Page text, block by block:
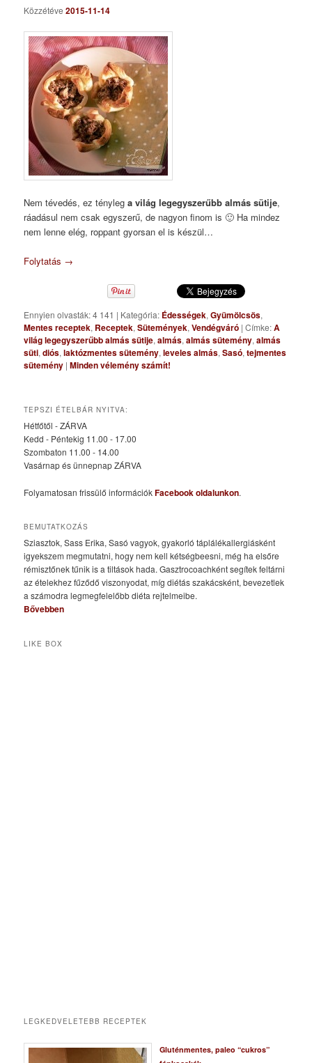
Közzétéve2015-11-14
Nem tévedés, ez ténylega világ legegyszerűbb almás sütije,
ráadásul nem csak egyszerű, de nagyon finom is 🙂 Ha mindez
nem lenne elég, roppant gyorsan el is készül…
Folytatás →
Ennyien olvasták: 4 141 | Kategória: Édességek,Gyümölcsös,
Mentes receptek, Receptek,Sütemények,Vendégváró |Címke:A
világ legegyszerűbb almás sütije,almás,almás sütemény,almás
süti,diós,laktózmentes sütemény,leveles almás,Sasó,tejmentes
sütemény |Minden vélemény számít!
TEPSZI ÉTELBÁR NYITVA:
Hétfőtől - ZÁRVA
Kedd - Péntekig 11.00 - 17.00
Szombaton 11.00 - 14.00
Vasárnap és ünnepnap ZÁRVA
Folyamatosan frissülő információkFacebook oldalunkon.
BEMUTATKOZÁS
Sziasztok, Sass Erika, Sasó vagyok, gyakorló táplálékallergiásként
igyekszem megmutatni, hogy nem kell kétségbeesni, még ha elsőre
rémisztőnek tűnik is a tiltások hada. Gasztrocoachként segítek feltárni
az ételekhez fűződő viszonyodat, míg diétás szakácsként, bevezetlek
a számodra legmegfelelőbb diéta rejtelmeibe.
Bővebben
LIKE BOX
LEGKEDVELETEBB RECEPTEK
Gluténmentes, paleo “cukros”